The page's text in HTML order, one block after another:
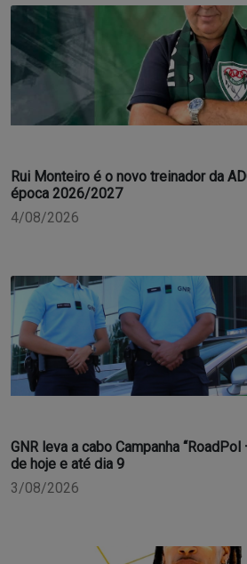
Rui Monteiro é o novo treinador da
época 2026/2027
4/08/2026
GNR leva a cabo Campanha
de hoje e até dia 9
3/08/2026